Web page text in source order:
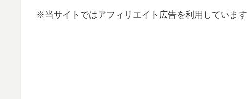
※当サイトではアフィリエイト広告を利用しています